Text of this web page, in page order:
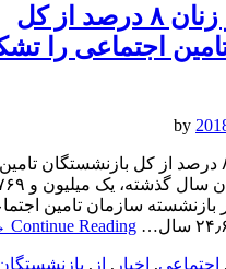
مردان ۹۲ و و زنان ۸ درصد از کل
اجتماعی را
مردان ۹۲ و و زنان ۸ درصد از کل بازنشستگان
سازمان تامین
Continue Reading
, اجتماعی, اخبار , از ,